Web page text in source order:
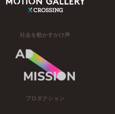
社会を動かすかけ声
プロダクション